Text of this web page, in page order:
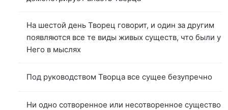
На шестой день Творец говорит, и один за другим
появляются все те виды живых существ, что были у
Него в мыслях
Под руководством Творца все сущее безупречно
Ни одно сотворенное или несотворенное существо